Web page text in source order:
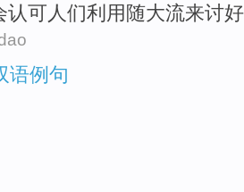
认可 人们利用 随大流来讨
语例句